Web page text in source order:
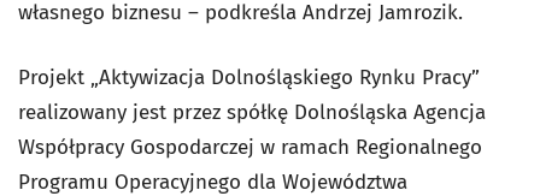
własnego biznesu – podkreśla Andrzej Jamrozik.
Projekt „Aktywizacja Dolnośląskiego Rynku Pracy”
realizowany jest przez spółkę Dolnośląska Agencja
Współpracy Gospodarczej w ramach Regionalnego
Programu Operacyjnego dla Województwa